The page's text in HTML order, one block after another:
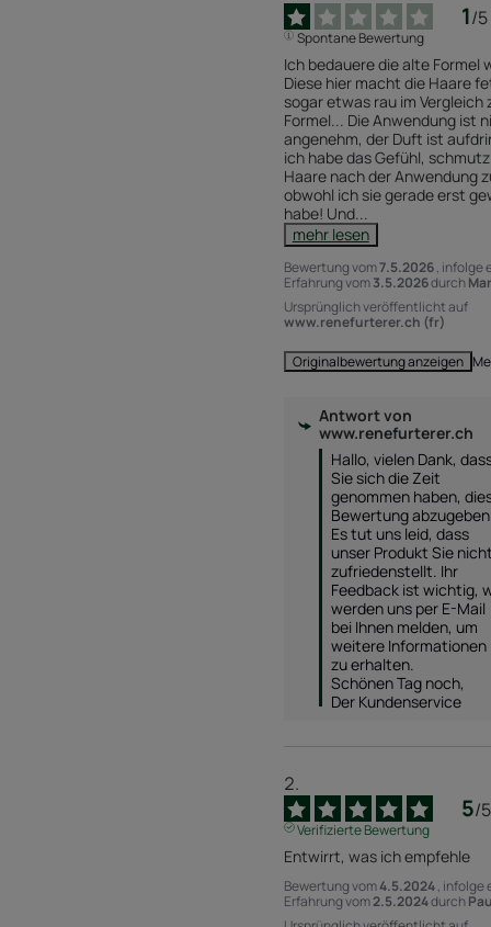
1/5
Spontane Bewertung
Ich bedauere die alte Formel
Diese hier macht die Haare
sogar etwas rau im Vergleich
Formel... Die Anwendung ist
angenehm, der Duft ist
ich habe das Gefühl,
Haare nach der Anwendung
obwohl ich sie gerade erst
habe! Und...
mehr lesen
Bewertung vom7.5.2026, infolge
Erfahrung vom3.5.2026durch
Ursprünglich veröffentlicht auf
www.renefurterer.ch (fr)
Originalbewertung anzeigen
Antwort von
www.renefurterer.ch
Hallo, vielen Dank,
Sie sich die Zeit
genommen haben,
Bewertung
Es tut uns leid, dass
unser Produkt Sie
zufriedenstellt. Ihr
Feedback ist wichtig,
werden uns per E-Mail
bei Ihnen melden, um
weitere Informationen
zu erhalten.
Schönen Tag noch,
Der Kundenservice
5/5
Verifizierte Bewertung
Entwirrt, was ich empfehle
Bewertung vom4.5.2024, infolge
Erfahrung vom2.5.2024durch